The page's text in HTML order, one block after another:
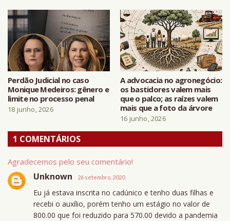
Perdão Judicial no caso
Monique Medeiros: gênero e
limite no processo penal
18 junho, 2026
A advocacia no agronegócio:
os bastidores valem mais
que o palco; as raízes valem
mais que a foto da árvore
16 junho, 2026
1 COMENTÁRIOS
Agradecemos pelo seu comentário!
Unknown 26 setembro, 2020
Eu já estava inscrita no cadúnico e tenho duas filhas e
recebi o auxílio, porém tenho um estágio no valor de
800.00 que foi reduzido para 570.00 devido a pandemia